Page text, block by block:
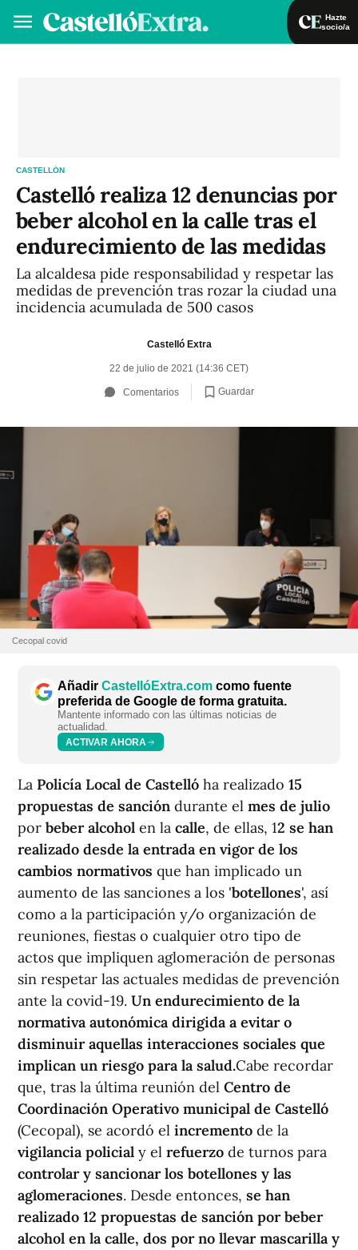
Hazte
socio/a
CASTELLÓN
Castelló realiza 12 denuncias por
beber alcohol en la calle tras el
endurecimiento de las medidas
La alcaldesa pide responsabilidad y respetar las
medidas de prevención tras rozar la ciudad una
incidencia acumulada de 500 casos
Castelló Extra
22 de julio de 2021 (14:36 CET)
Comentarios Guardar
Cecopal covid
Añadir CastellóExtra.com como fuente
preferida de Google de forma gratuita.
Mantente informado con las últimas noticias de
actualidad.
ACTIVAR AHORA
La Policía Local de Castelló ha realizado 15
propuestas de sanción durante el mes de julio
por beber alcohol en la calle, de ellas, 12 se han
realizado desde la entrada en vigor de los
cambios normativos que han implicado un
aumento de las sanciones a los 'botellones', así
como a la participación y/o organización de
reuniones, fiestas o cualquier otro tipo de
actos que impliquen aglomeración de personas
sin respetar las actuales medidas de prevención
ante la covid-19. Un endurecimiento de la
normativa autonómica dirigida a evitar o
disminuir aquellas interacciones sociales que
implican un riesgo para la salud.Cabe recordar
que, tras la última reunión del Centro de
Coordinación Operativo municipal de Castelló
(Cecopal), se acordó el incremento de la
vigilancia policial y el refuerzo de turnos para
controlar y sancionar los botellones y las
aglomeraciones. Desde entonces, se han
realizado 12 propuestas de sanción por beber
alcohol en la calle, dos por no llevar mascarilla y